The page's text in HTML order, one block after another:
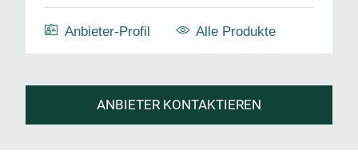
Anbieter-Profil Alle Produkte
ANBIETER KONTAKTIEREN